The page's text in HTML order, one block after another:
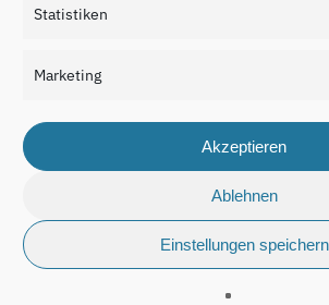
Statistiken
Marketing
Akzeptieren
Ablehnen
Einstellungen speichern
Impressum
Kontakt
© 2026 Nationaler Bildungsbericht